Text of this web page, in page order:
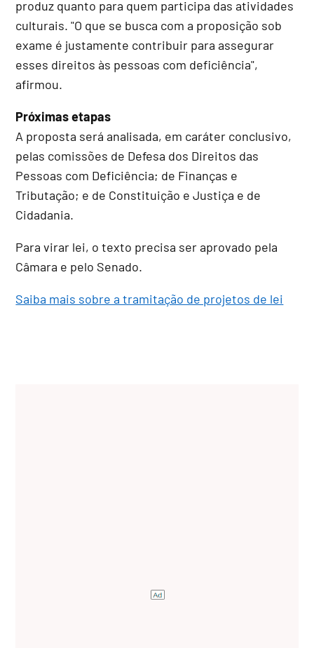
produz quanto para quem participa das atividades
culturais. "O que se busca com a proposição sob
exame é justamente contribuir para assegurar
esses direitos às pessoas com deficiência",
afirmou.
Próximas etapas
A proposta será analisada, em caráter conclusivo,
pelas comissões de Defesa dos Direitos das
Pessoas com Deficiência; de Finanças e
Tributação; e de Constituição e Justiça e de
Cidadania.
Para virar lei, o texto precisa ser aprovado pela
Câmara e pelo Senado.
Saiba mais sobre a tramitação de projetos de lei